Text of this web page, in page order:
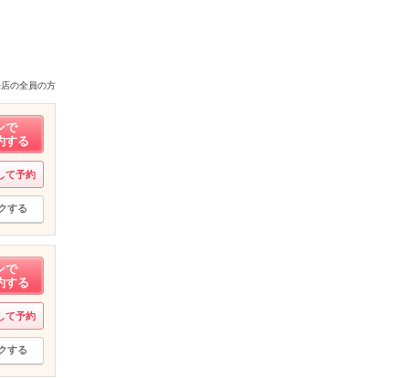
の全員の方
で
する
て予約
する
で
する
て予約
する